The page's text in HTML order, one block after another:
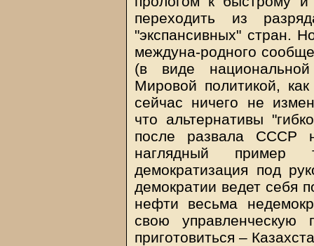
переходить из
"экспансивных" стран.
междуна-родного
(в виде
Мировой политикой,
сейчас ничего не
что альтернативы
после развала
наглядный пример
демократизация под
демократии ведет себя
нефти весьма
свою
приготовиться –